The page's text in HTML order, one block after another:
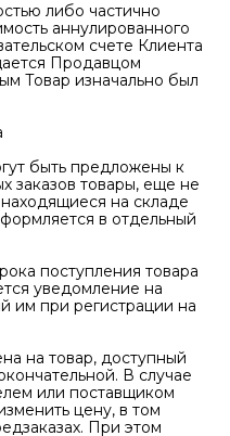
либо частично
аннулированного
счете Клиента
Продавцом
Товар изначально был
быть предложены к
заказов товары, еще не
на складе
в отдельный
поступления товара
уведомление на
им при регистрации на
на товар, доступный
В случае
или поставщиком
цену, в том
При этом